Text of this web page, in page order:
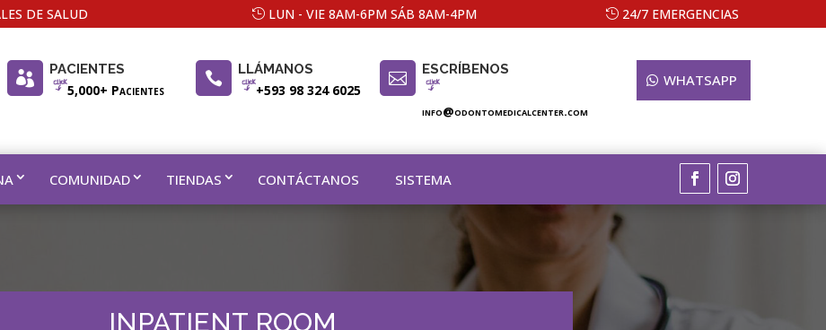
DE SALUD LUN - VIE 8AM-6PM SÁB 8AM-4PM 24/7 EMERGENCIAS
 PACIENTES
5,000+ Pacientes
 LLÁMANOS
+593 98 324 6025
 ESCRÍBENOS
info@odontomedicalcenter.com
WHATSAPP
COMUNIDAD TIENDAS CONTÁCTANOS SISTEMA
INPATIENT ROOM